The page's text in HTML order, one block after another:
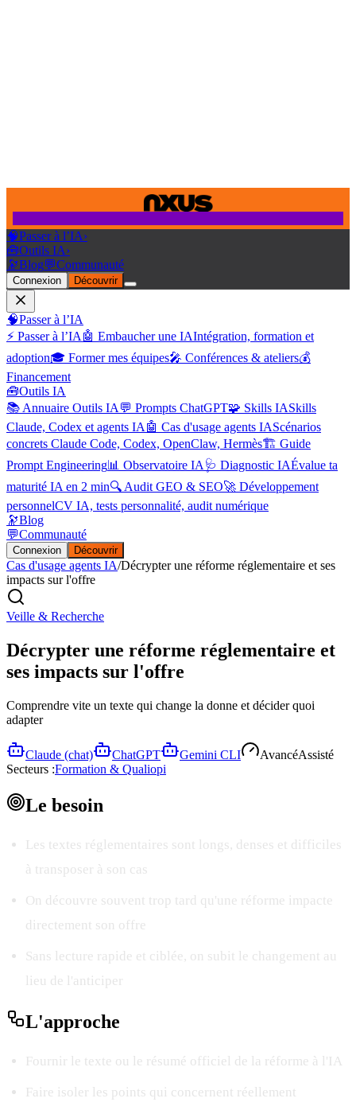
🧠Passer à l’IA›
🧰Outils IA›
🔭Blog💬Communauté
Connexion Découvrir
🧠Passer à l’IA
⚡ Passer à l’IA 🤖 Embaucher une IAIntégration, formation et
adoption🎓 Former mes équipes🎤 Conférences & ateliers💰
Financement
🧰Outils IA
📚 Annuaire Outils IA 💬 Prompts ChatGPT🧩 Skills IASkills
Claude, Codex et agents IA 🤖 Cas d'usage agents IAScénarios
concrets Claude Code, Codex, OpenClaw, Hermès🏗️ Guide
Prompt Engineering📊 Observatoire IA 🩺 Diagnostic IAÉvalue ta
maturité IA en 2 min🔍 Audit GEO & SEO🚀 Développement
personnelCV IA, tests personnalité, audit numérique
🔭Blog
💬Communauté
Connexion Découvrir
Cas d'usage agents IA/Décrypter une réforme réglementaire et ses
impacts sur l'offre
Veille & Recherche
Décrypter une réforme réglementaire et
ses impacts sur l'offre
Comprendre vite un texte qui change la donne et décider quoi
adapter
Claude (chat) ChatGPT Gemini CLI AvancéAssisté
Secteurs :Formation & Qualiopi
Le besoin
Les textes réglementaires sont longs, denses et difficiles
à transposer à son cas
On découvre souvent trop tard qu'une réforme impacte
directement son offre
Sans lecture rapide et ciblée, on subit le changement au
lieu de l'anticiper
L'approche
Fournir le texte ou le résumé officiel de la réforme à l'IA
Faire isoler les points qui concernent réellement